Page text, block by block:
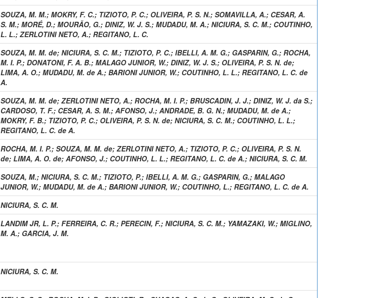
SOUZA, M. M.; MOKRY, F. C.; TIZIOTO, P. C.; OLIVEIRA, P. S. N.; SOMAVILLA, A.; CESAR, A.
S. M.; MORÉ, D.; MOURÃO, G.; DINIZ, W. J. S.; MUDADU, M. A.; NICIURA, S. C. M.; COUTINHO,
L. L.; ZERLOTINI NETO, A.; REGITANO, L. C.
SOUZA, M. M. de; NICIURA, S. C. M.; TIZIOTO, P. C.; IBELLI, A. M. G.; GASPARIN, G.; ROCHA,
M. I. P.; DONATONI, F. A. B.; MALAGO JUNIOR, W.; DINIZ, W. J. S.; OLIVEIRA, P. S. N. de;
LIMA, A. O.; MUDADU, M. de A.; BARIONI JUNIOR, W.; COUTINHO, L. L.; REGITANO, L. C. de
A.
SOUZA, M. M. de; ZERLOTINI NETO, A.; ROCHA, M. I. P.; BRUSCADIN, J. J.; DINIZ, W. J. da S.;
CARDOSO, T. F.; CESAR, A. S. M.; AFONSO, J.; ANDRADE, B. G. N.; MUDADU, M. de A.;
MOKRY, F. B.; TIZIOTO, P. C.; OLIVEIRA, P. S. N. de; NICIURA, S. C. M.; COUTINHO, L. L.;
REGITANO, L. C. de A.
ROCHA, M. I. P.; SOUZA, M. M. de; ZERLOTINI NETO, A.; TIZIOTO, P. C.; OLIVEIRA, P. S. N.
de; LIMA, A. O. de; AFONSO, J.; COUTINHO, L. L.; REGITANO, L. C. de A.; NICIURA, S. C. M.
SOUZA, M.; NICIURA, S. C. M.; TIZIOTO, P.; IBELLI, A. M. G.; GASPARIN, G.; MALAGO
JUNIOR, W.; MUDADU, M. de A.; BARIONI JUNIOR, W.; COUTINHO, L.; REGITANO, L. C. de A.
NICIURA, S. C. M.
LANDIM JR, L. P.; FERREIRA, C. R.; PERECIN, F.; NICIURA, S. C. M.; YAMAZAKI, W.; MIGLINO,
M. A.; GARCIA, J. M.
NICIURA, S. C. M.